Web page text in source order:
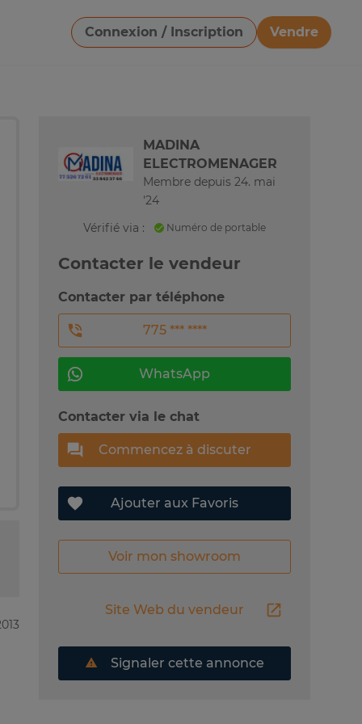
Connexion / Inscription
Vendre
Télécharger une image
MADINA
ELECTROMENAGER
Membre depuis 24. mai
'24
Vérifié via :
Numéro de portable
Contacter le vendeur
Contacter par téléphone
775 *** ****
WhatsApp
Contacter via le chat
Commencez à discuter
Ajouter aux Favoris
Voir mon showroom
Site Web du vendeur
Signaler cette annonce